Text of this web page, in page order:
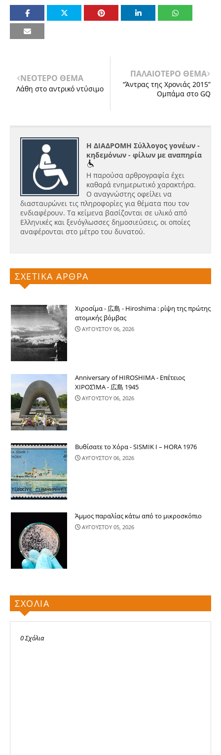
ΝΕΟΤΕΡΟ ΘΕΜΑ
Λάθη στο αντρικό ντύσιμο
ΠΑΛΑΙΟΤΕΡΟ ΘΕΜΑ
“Άντρας της Χρονιάς 2015”
Ομπάμα στο GQ
Η ΔΙΑΔΡΟΜΗ Σύλλογος γονέων -
κηδεμόνων - φίλων με αναπηρία
Η παρούσα αρθρογραφία έχει
καθαρά ενημερωτικό χαρακτήρα.
Ο αναγνώστης οφείλει να
διασταυρώνει τις πληροφορίες για θέματα που τον
ενδιαφέρουν. Τα κείμενα βασίζονται σε υλικό από
Ελληνικές και ξενόγλωσσες δημοσιεύσεις, οι οποίες
αναφέρονται στο μέτρο του δυνατού.
ΣΧΕΤΙΚΑ ΑΡΘΡΑ
Χιροσίμα - 広島 - Hiroshima : ρίψη της πρώτης
ατομικής βόμβας
ΑΥΓΟΥΣΤΟΥ 06, 2026
Anniversary of HIROSHIMA - Επέτειος
ΧΙΡΟΣΊΜΑ - 広島 1945
ΑΥΓΟΥΣΤΟΥ 06, 2026
Βυθίσατε το Χόρα - SISMIK I – HORA 1976
ΑΥΓΟΥΣΤΟΥ 06, 2026
Άμμος παραλίας κάτω από το μικροσκόπιο
ΑΥΓΟΥΣΤΟΥ 05, 2026
ΣΧΟΛΙΑ
0 Σχόλια